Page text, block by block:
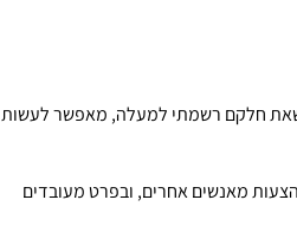
שאת חלקם רשמתי למעלה, מאפשר לעשות
מאנשים אחרים, ובפרט מעובדים